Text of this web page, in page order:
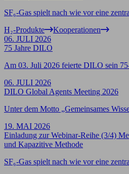
SF₆-Gas spielt nach wie vor eine
H₂-Produkte
Kooperationen
06. JULI 2026
75 Jahre DILO
Am 03. Juli 2026 feierte DILO sein
06. JULI 2026
DILO Global Agents Meeting 2026
Unter dem Motto „Gemeinsames
19. MAI 2026
Einladung zur Webinar-Reihe (3/4)
und Kapazitive Methode
SF₆-Gas spielt nach wie vor eine